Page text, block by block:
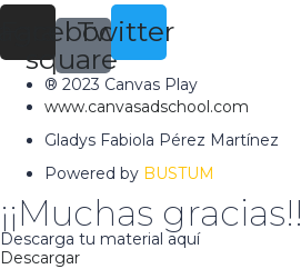
Facebook-
square
Twitter
® 2023 Canvas Play
www.canvasadschool.com
Gladys Fabiola Pérez Martínez
Powered by BUSTUM
¡¡Muchas gracias!!
Descarga tu material aquí
Descargar